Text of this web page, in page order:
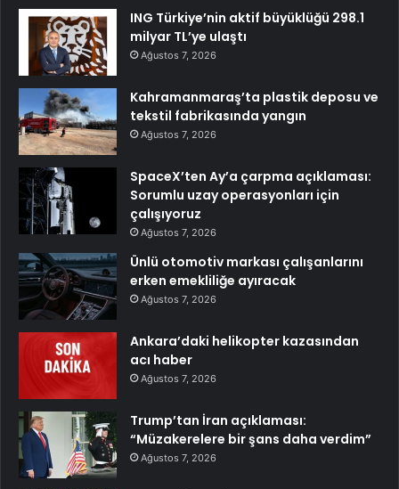
ING Türkiye’nin aktif büyüklüğü 298.1
milyar TL’ye ulaştı
Ağustos 7, 2026
Kahramanmaraş’ta plastik deposu ve
tekstil fabrikasında yangın
Ağustos 7, 2026
SpaceX’ten Ay’a çarpma açıklaması:
Sorumlu uzay operasyonları için
çalışıyoruz
Ağustos 7, 2026
Ünlü otomotiv markası çalışanlarını
erken emekliliğe ayıracak
Ağustos 7, 2026
Ankara’daki helikopter kazasından
acı haber
Ağustos 7, 2026
Trump’tan İran açıklaması:
“Müzakerelere bir şans daha verdim”
Ağustos 7, 2026